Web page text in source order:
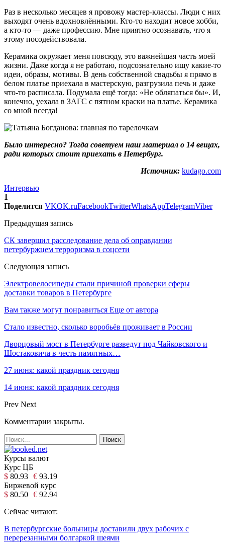
Раз в несколько месяцев я провожу мастер-классы. Люди с них
выходят очень вдохновлёнными. Кто-то находит новое хобби,
а кто-то — даже профессию. Мне приятно осознавать, что я
этому посодействовала.
Керамика окружает меня повсюду, это важнейшая часть моей
жизни. Даже когда я не работаю, подсознательно ищу какие-то
идеи, образы, мотивы. В день собственной свадьбы я прямо в
белом платье приехала в мастерскую, разгрузила печь и даже
что-то расписала. Подумала ещё тогда: «Не обляпаться бы». И,
конечно, уехала в ЗАГС с пятном краски на платье. Керамика
со мной всегда!
Было интересно? Тогда советуем нашматериал о 14 вещах,
ради которых стоит приехать в Петербург.
Источник: kudago.com
Интервью
1
Поделится VKOK.ruFacebookTwitterWhatsAppTelegramViber
Предыдущая запись
СК завершил расследование дела об оправдании
петербуржцем терроризма в соцсети
Следующая запись
Электровелосипеды стали причиной проверки сферы
доставки товаров в Петербурге
Вам также могут понравиться Еще от автора
Стало известно, сколько воробьёв проживает в России
Дворцовый мост в Петербурге разведут под Чайковского и
Шостаковича в честь памятных…
27 июня: какой праздник сегодня
14 июня: какой праздник сегодня
Prev Next
Комментарии закрыты.
Курсы валют
Курс ЦБ
$ 80.93 € 93.19
Биржевой курс
$ 80.50 € 92.94
Сейчас читают:
В петербургские больницы доставили двух рабочих с
перерезанными болгаркой шеями